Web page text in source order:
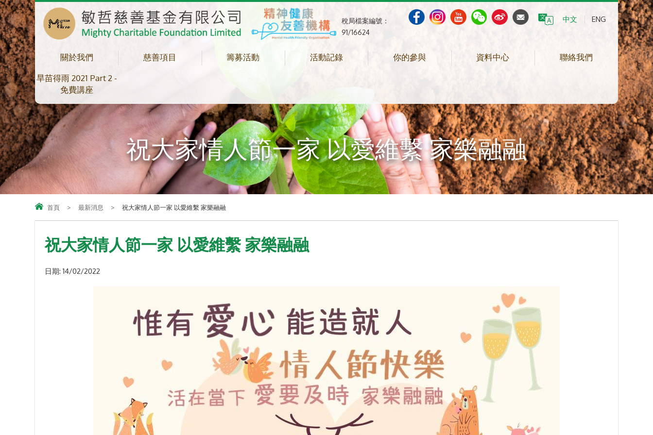
稅局檔案編號：
91/16624
中文 ENG
關於我們 慈善項目 籌募活動 活動記錄 你的參與 資料中心 聯絡我們
旱苗得雨 2021 Part 2 -
免費講座
祝大家情人節一家 以愛維繫 家樂融融
首頁 > 最新消息 > 祝大家情人節一家 以愛維繫 家樂融融
祝大家情人節一家 以愛維繫 家樂融融
日期: 14/02/2022